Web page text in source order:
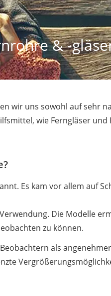
& -
wir uns sowohl auf sehr
wie Ferngläser und
Es kam vor allem auf
Die Modelle
zu können.
als